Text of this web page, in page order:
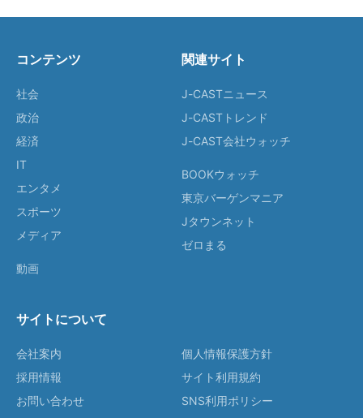
コンテンツ
社会
政治
経済
IT
エンタメ
スポーツ
メディア
動画
関連サイト
J-CASTニュース
J-CASTトレンド
J-CAST会社ウォッチ
BOOKウォッチ
東京バーゲンマニア
Jタウンネット
ゼロまる
サイトについて
会社案内
採用情報
お問い合わせ
個人情報保護方針
サイト利用規約
SNS利用ポリシー